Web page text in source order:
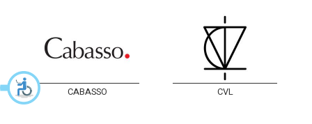
CVL
CABASSO